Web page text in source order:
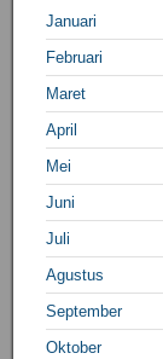
Januari
Februari
Maret
April
Mei
Juni
Juli
Agustus
September
Oktober